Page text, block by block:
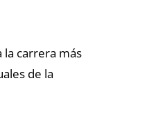
la carrera más
de la